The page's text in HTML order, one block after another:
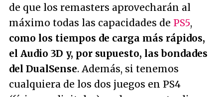
de que los remasters aprovecharán al
máximo todas las capacidades de PS5,
como los tiempos de carga más rápidos,
el Audio 3D y, por supuesto, las bondades
del DualSense. Además, si tenemos
cualquiera de los dos juegos en PS4